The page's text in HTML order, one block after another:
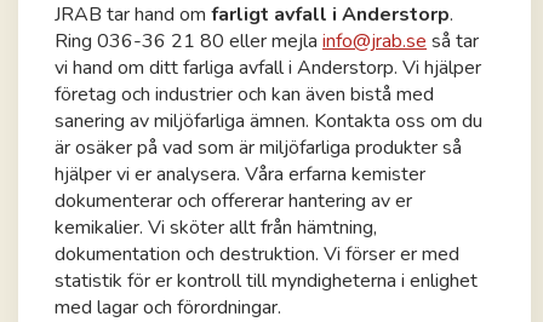
JRAB tar hand om farligt avfall i Anderstorp.
Ring 036-36 21 80 eller mejla info@jrab.se så tar
vi hand om ditt farliga avfall i Anderstorp. Vi hjälper
företag och industrier och kan även bistå med
sanering av miljöfarliga ämnen. Kontakta oss om du
är osäker på vad som är miljöfarliga produkter så
hjälper vi er analysera. Våra erfarna kemister
dokumenterar och offererar hantering av er
kemikalier. Vi sköter allt från hämtning,
dokumentation och destruktion. Vi förser er med
statistik för er kontroll till myndigheterna i enlighet
med lagar och förordningar.